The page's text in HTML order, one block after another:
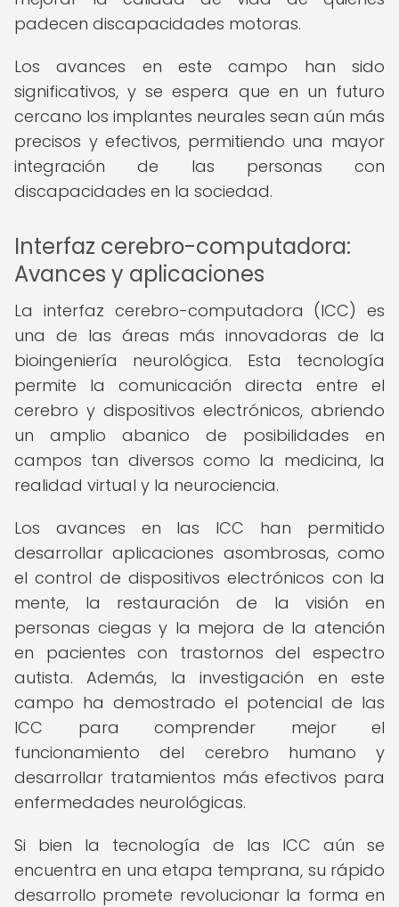
padecen discapacidades motoras.
Los avances en este campo han sido
significativos, y se espera que en un futuro
cercano los implantes neurales sean aún más
precisos y efectivos, permitiendo una mayor
integración de las personas con
discapacidades en la sociedad.
Interfaz cerebro-computadora:
Avances y aplicaciones
La interfaz cerebro-computadora (ICC) es
una de las áreas más innovadoras de la
bioingeniería neurológica. Esta tecnología
permite la comunicación directa entre el
cerebro y dispositivos electrónicos, abriendo
un amplio abanico de posibilidades en
campos tan diversos como la medicina, la
realidad virtual y la neurociencia.
Los avances en las ICC han permitido
desarrollar aplicaciones asombrosas, como
el control de dispositivos electrónicos con la
mente, la restauración de la visión en
personas ciegas y la mejora de la atención
en pacientes con trastornos del espectro
autista. Además, la investigación en este
campo ha demostrado el potencial de las
ICC para comprender mejor el
funcionamiento del cerebro humano y
desarrollar tratamientos más efectivos para
enfermedades neurológicas.
Si bien la tecnología de las ICC aún se
encuentra en una etapa temprana, su rápido
desarrollo promete revolucionar la forma en